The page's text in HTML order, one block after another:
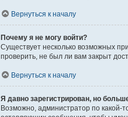
Вернуться к началу
Почему я не могу войти?
Существует несколько возможных
проверить, не был ли вам закрыт
Вернуться к началу
Я давно зарегистрирован, но
Возможно, администратор по какой-